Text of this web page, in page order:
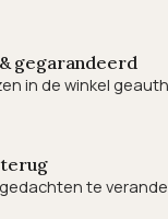
gegarandeerd
in de winkel
te